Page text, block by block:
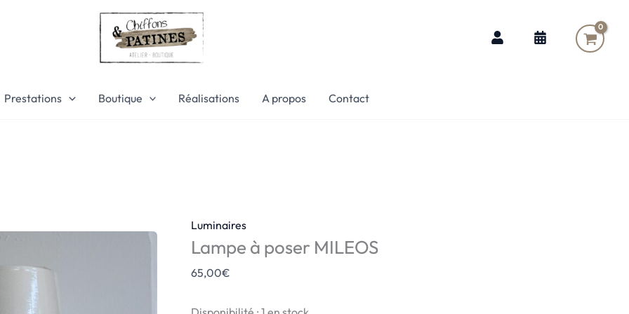
Prestations Boutique Réalisations A propos Contact
Luminaires
Lampe à poser MILEOS
65,00€
de
Lampe
à
MILEOS